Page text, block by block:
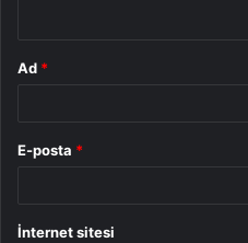
Ad *
E-posta *
İnternet sitesi